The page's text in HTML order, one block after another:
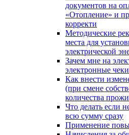
документов на
«Отопление» и
корректи
Методические
места для
электрической
Зачем мне на
электронные
Как внести
(при смене
количества
Что делать если
всю сумму сразу
Применение